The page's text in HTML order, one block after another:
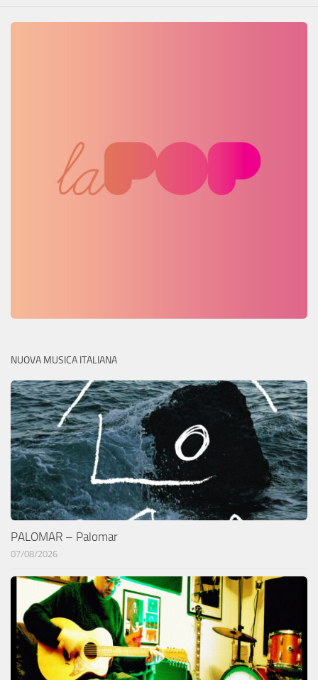
NUOVA MUSICA ITALIANA
PALOMAR – Palomar
07/08/2026